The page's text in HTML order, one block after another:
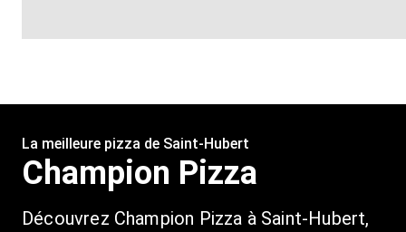
La meilleure pizza de Saint-Hubert
Champion Pizza
Découvrez Champion Pizza à Saint-Hubert,